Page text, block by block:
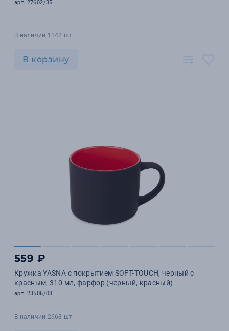
арт. 27602/35
В наличии 1142 шт.
В корзину
559 ₽
Кружка YASNA с покрытием SOFT-TOUCH, черный с
красным, 310 мл, фарфор (черный, красный)
арт. 23506/08
В наличии 2668 шт.